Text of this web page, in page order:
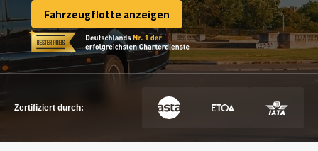
KONTAKTIEREN SIE UNS
KONTAKTIEREN SIE UNS
Fahrzeugflotte anzeigen
Fahrzeugflotte anzeigen
Zertifiziert durch: